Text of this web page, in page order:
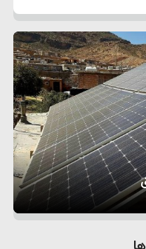
ما آماده حمله
ایران
درباره همراهی با
برای پاسخ به
ایران را صادر کرد
اصابت قرار گرفته و
برای خلع سلاح کامل
سینمای ایران؛ روایتی